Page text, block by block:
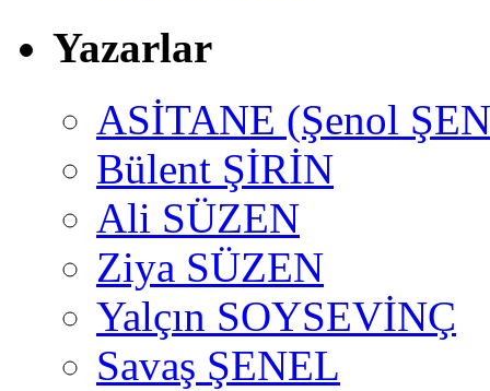
Yazarlar
ASİTANE (Şenol
Bülent ŞİRİN
Ali SÜZEN
Ziya SÜZEN
Yalçın SOYSEVİNÇ
Savaş ŞENEL